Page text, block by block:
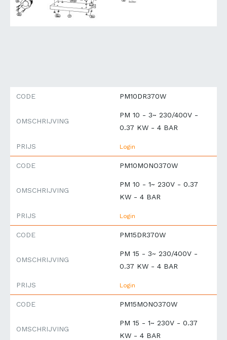
CODE PM10DR370W
OMSCHRIJVING
PM 10 - 3~ 230/400V -
0.37 KW - 4 BAR
PRIJS Login
CODE PM10MONO370W
OMSCHRIJVING
PM 10 - 1~ 230V - 0.37
KW - 4 BAR
PRIJS Login
CODE PM15DR370W
OMSCHRIJVING
PM 15 - 3~ 230/400V -
0.37 KW - 4 BAR
PRIJS Login
CODE PM15MONO370W
OMSCHRIJVING
PM 15 - 1~ 230V - 0.37
KW - 4 BAR